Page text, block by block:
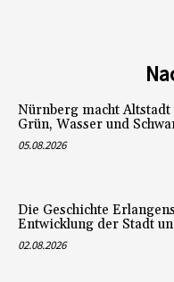
Nürnberg macht
Grün, Wasser und
05.08.2026
Die Geschichte
Entwicklung der Stadt
02.08.2026